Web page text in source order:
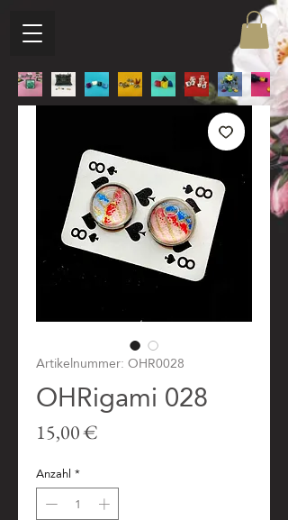
Artikelnummer: OHR0028
OHRigami 028
15,00 €
Anzahl *